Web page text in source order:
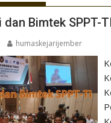
Bimtek SPPT-
humaskejarijember